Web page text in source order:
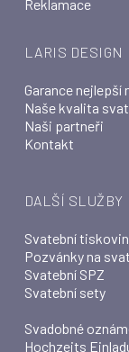
Reklamace
LARIS DESIGN
Garance nejlepší
Naše kvalita
Naši partneři
Kontakt
DALŠÍ SLUŽBY
Svatební
Pozvánky na
Svatební SPZ
Svatební sety
Svadobné
Hochzeits